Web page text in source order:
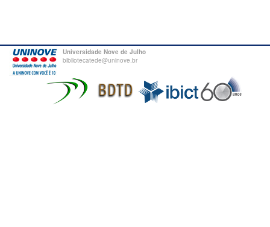
Universidade Nove de Julho
bibliotecatede@uninove.br